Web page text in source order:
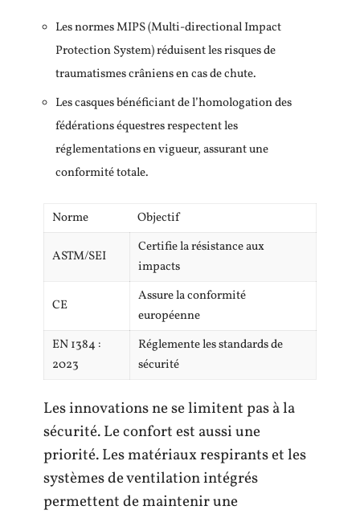
Les normes MIPS (Multi-directional Impact
Protection System) réduisent les risques de
traumatismes crâniens en cas de chute.
Les casques bénéficiant de l’homologation des
fédérations équestres respectent les
réglementations en vigueur, assurant une
conformité totale.
Norme Objectif
ASTM/SEI
Certifie la résistance aux
impacts
CE
Assure la conformité
européenne
EN 1384 :
2023
Réglemente les standards de
sécurité
Les innovations ne se limitent pas à la
sécurité. Le confort est aussi une
priorité. Les matériaux respirants et les
systèmes de ventilation intégrés
permettent de maintenir une